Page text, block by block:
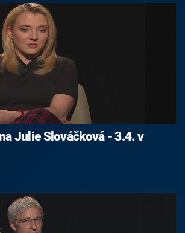
Julie Slováčková - 3.4. v